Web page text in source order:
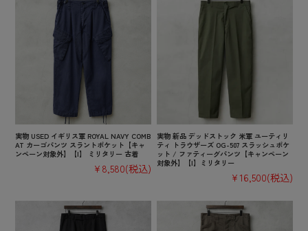
実物 USED イギリス軍 ROYAL NAVY COMB
AT カーゴパンツ スラントポケット【キャ
ンペーン対象外】【I】 ミリタリー 古着
¥8,580(税込)
実物 新品 デッドストック 米軍 ユーティリ
ティ トラウザーズ OG-507 スラッシュポケ
ット / ファティーグパンツ【キャンペーン
対象外】【I】ミリタリー
¥16,500(税込)